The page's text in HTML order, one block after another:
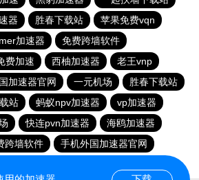
器 胜春下载站
苹果免费vqn
加速器
免费跨墙软件
费加速 西柚加速器
老王vnp
加速器官网 一元机场
胜春下载站
站 蚂蚁npv加速器
vp加速器
快连pvn加速器
海鸥加速器
跨墙软件
手机外国加速器官网